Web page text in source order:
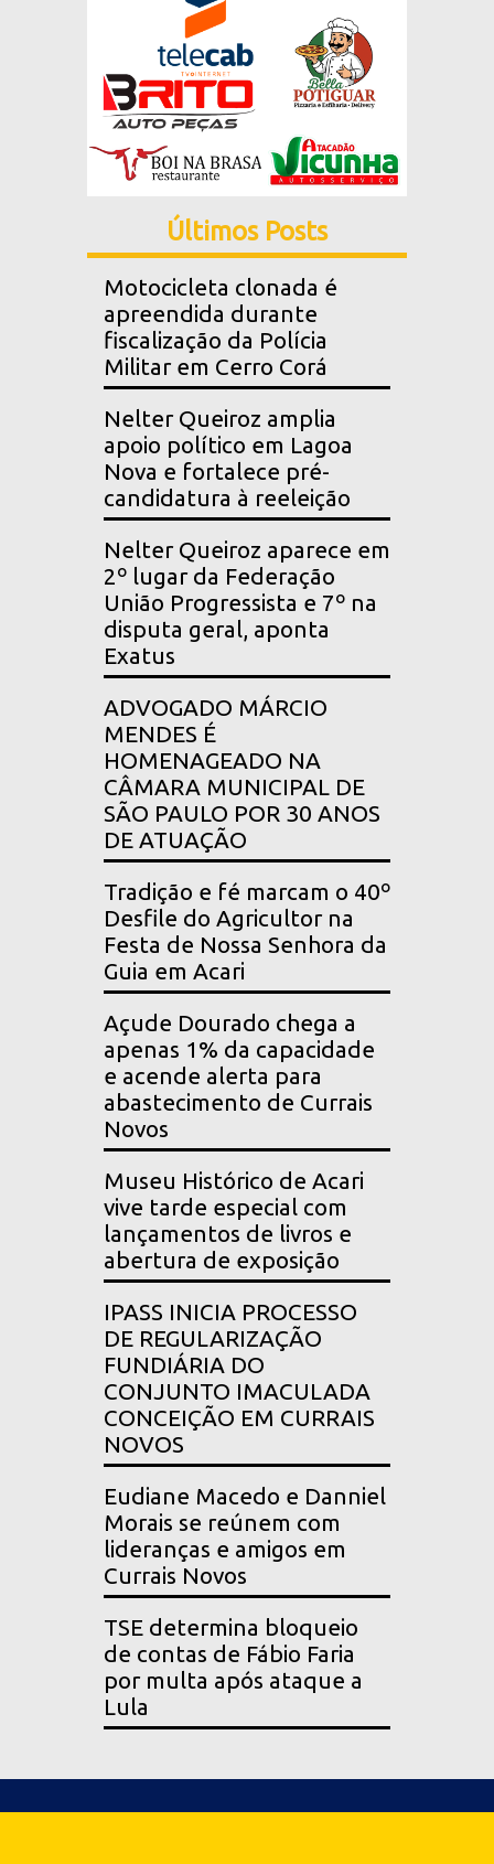
Últimos Posts
Motocicleta clonada é
apreendida durante
fiscalização da Polícia
Militar em Cerro Corá
Nelter Queiroz amplia
apoio político em Lagoa
Nova e fortalece pré-
candidatura à reeleição
Nelter Queiroz aparece em
2º lugar da Federação
União Progressista e 7º na
disputa geral, aponta
Exatus
ADVOGADO MÁRCIO
MENDES É
HOMENAGEADO NA
CÂMARA MUNICIPAL DE
SÃO PAULO POR 30 ANOS
DE ATUAÇÃO
Tradição e fé marcam o 40º
Desfile do Agricultor na
Festa de Nossa Senhora da
Guia em Acari
Açude Dourado chega a
apenas 1% da capacidade
e acende alerta para
abastecimento de Currais
Novos
Museu Histórico de Acari
vive tarde especial com
lançamentos de livros e
abertura de exposição
IPASS INICIA PROCESSO
DE REGULARIZAÇÃO
FUNDIÁRIA DO
CONJUNTO IMACULADA
CONCEIÇÃO EM CURRAIS
NOVOS
Eudiane Macedo e Danniel
Morais se reúnem com
lideranças e amigos em
Currais Novos
TSE determina bloqueio
de contas de Fábio Faria
por multa após ataque a
Lula